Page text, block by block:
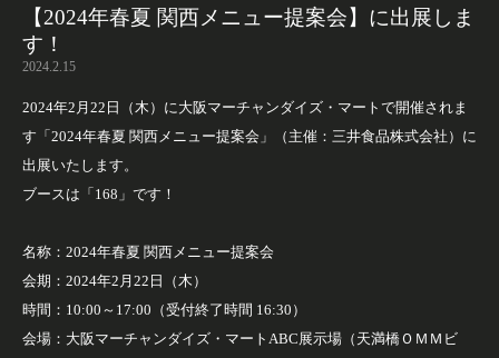
【2024年春夏 関西メニュー提案会】に出展しま
す！
2024.2.15
2024年2月22日（木）に大阪マーチャンダイズ・マートで開催されま
す「2024年春夏 関西メニュー提案会」（主催：三井食品株式会社）に
出展いたします。
ブースは「168」です！
名称：2024年春夏 関西メニュー提案会
会期：2024年2月22日（木）
時間：10:00～17:00（受付終了時間 16:30）
会場：大阪マーチャンダイズ・マートABC展示場（天満橋ＯＭＭビ